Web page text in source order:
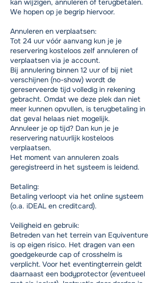
kan wijzigen, annuleren of terugbetalen.
We hopen op je begrip hiervoor.
Annuleren en verplaatsen:
Tot 24 uur vóór aanvang kun je je
reservering kosteloos zelf annuleren of
verplaatsen via je account.
Bij annulering binnen 12 uur of bij niet
verschijnen (no-show) wordt de
gereserveerde tijd volledig in rekening
gebracht. Omdat we deze plek dan niet
meer kunnen opvullen, is terugbetaling in
dat geval helaas niet mogelijk.
Annuleer je op tijd? Dan kun je je
reservering natuurlijk kosteloos
verplaatsen.
Het moment van annuleren zoals
geregistreerd in het systeem is leidend.
Betaling:
Betaling verloopt via het online systeem
(o.a. iDEAL en creditcard).
Veiligheid en gebruik:
Betreden van het terrein van Equiventure
is op eigen risico. Het dragen van een
goedgekeurde cap of crosshelm is
verplicht. Voor het eventingterrein geldt
daarnaast een bodyprotector (eventueel